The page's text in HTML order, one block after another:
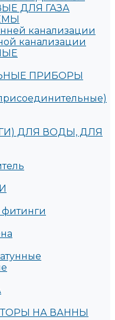
ДЛЯ ГАЗА
канализации
канализации
ПРИБОРЫ
ДЛЯ ВОДЫ, ДЛЯ
НА ВАННЫ